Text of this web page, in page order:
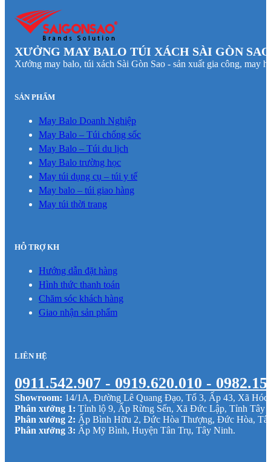
XƯỞNG MAY BALO TÚI XÁCH SÀI GÒN
Xưởng may balo, túi xách Sài Gòn Sao - sản xuất gia công, may
SẢN PHẨM
May Balo Doanh Nghiệp
May Balo – Túi chống sốc
May Balo – Túi du lịch
May Balo trường học
May túi dụng cụ – túi y tế
May balo – túi giao hàng
May túi thời trang
HỖ TRỢ KH
Hướng dẫn đặt hàng
Hình thức thanh toán
Chăm sóc khách hàng
Giao nhận sản phẩm
LIÊN HỆ
0911.542.907 - 0919.620.010 -
Showroom: 14/1A, Đường Lê Quang Đạo, Tổ 3, Ấp 43, Xã Hóc
Phân xưởng 1: Tỉnh lộ 9, Ấp Rừng Sến, Xã Đức Lập, Tỉnh Tây
Phân xưởng 2: Ấp Bình Hữu 2, Đức Hòa Thượng, Đức Hòa,
Phân xưởng 3: Ấp Mỹ Bình, Huyện Tân Trụ, Tây Ninh.